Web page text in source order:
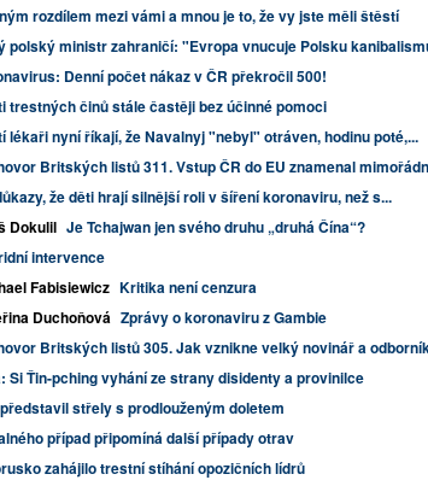
rozdílem mezi vámi a mnou je to, že vy jste měli štěstí
polský ministr zahraničí: "Evropa vnucuje Polsku
Denní počet nákaz v ČR překročil 500!
trestných činů stále častěji bez účinné pomoci
lékaři nyní říkají, že Navalnyj "nebyl" otráven, hodinu poté,...
Britských listů 311. Vstup ČR do EU znamenal
že děti hrají silnější roli v šíření koronaviru, než s...
Dokulil Je Tchajwan jen svého druhu „druhá Čína“?
intervence
Fabisiewicz Kritika není cenzura
Duchoňová Zprávy o koronaviru z Gambie
Britských listů 305. Jak vznikne velký novinář a
Si Ťin-pching vyhání ze strany disidenty a provinilce
střely s prodlouženým doletem
případ připomíná další případy otrav
zahájilo trestní stíhání opozičních lídrů